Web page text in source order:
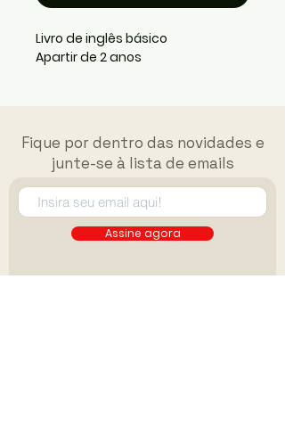
Livro de inglês básico
Apartir de 2 anos
Fique por dentro das novidades e
junte-se à lista de emails
Assine agora